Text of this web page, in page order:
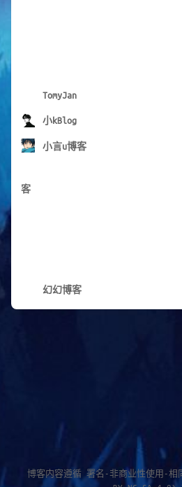
TomyJan
小kBlog
小言u博客
客
幻幻博客
博客内容遵循署名-非商业性使用-